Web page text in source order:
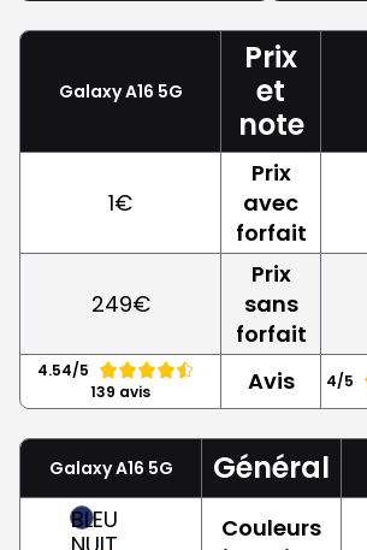
Galaxy A16 5G
Prix
et
note
1€
Prix
avec
forfait
249€
Prix
sans
forfait
4.54/5
139 avis
Avis 4/5
Galaxy A16 5G Général
BLEU
Couleurs